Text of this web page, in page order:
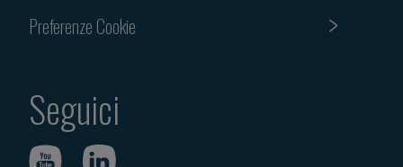
Preferenze Cookie
Seguici